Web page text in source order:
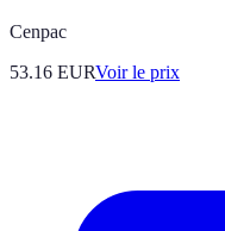
Cenpac
53.16 EURVoir le prix